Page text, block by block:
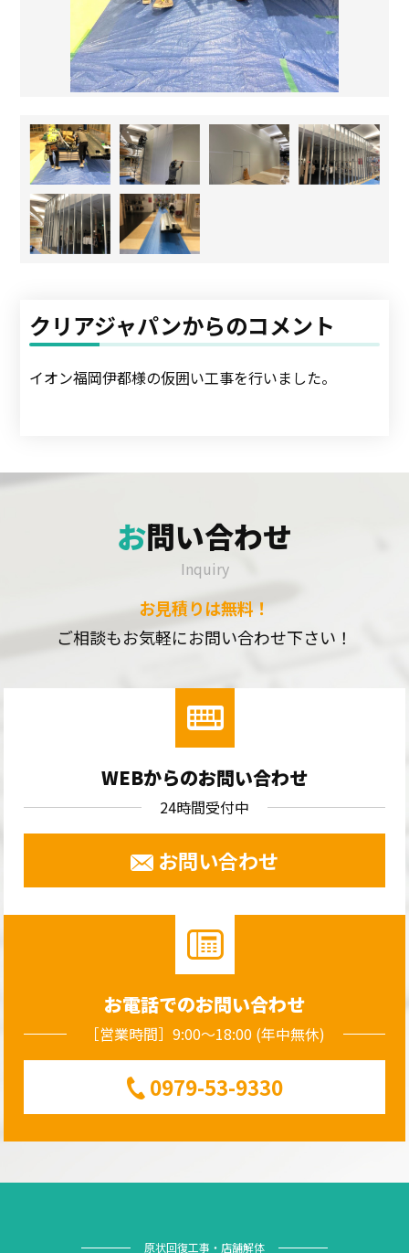
クリアジャパンからのコメント
イオン福岡伊都様の仮囲い工事を行いました。
お問い合わせ
Inquiry
お見積りは無料！
ご相談もお気軽にお問い合わせ下さい！
WEBからのお問い合わせ
24時間受付中
お問い合わせ
お電話でのお問い合わせ
［営業時間］9:00～18:00 (年中無休)
0979-53-9330
原状回復工事・店舗解体